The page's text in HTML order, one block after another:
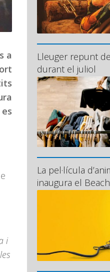
a
i
Lleuger repunt
durant el juliol
La pel·lícula
inaugura el